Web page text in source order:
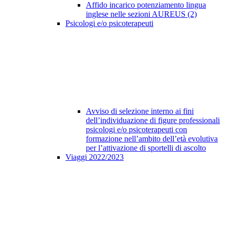
Affido incarico potenziamento lingua
inglese nelle sezioni AUREUS (2)
Psicologi e/o psicoterapeuti
Avviso di selezione interno ai fini
dell’individuazione di figure professionali
psicologi e/o psicoterapeuti con
formazione nell’ambito dell’età evolutiva
per l’attivazione di sportelli di ascolto
Viaggi 2022/2023